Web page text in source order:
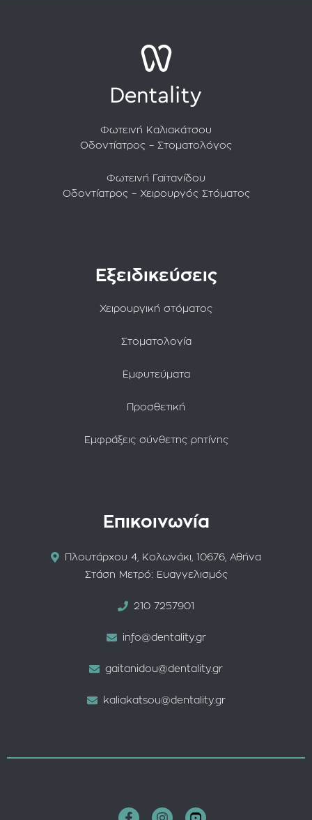
Φωτεινή Καλιακάτσου
Οδοντίατρος – Στοματολόγος
Φωτεινή Γαϊτανίδου
Οδοντίατρος – Χειρουργός Στόματος
Εξειδικεύσεις
Χειρουργική στόματος
Στοματολογία
Εμφυτεύματα
Προσθετική
Εμφράξεις σύνθετης ρητίνης
Επικοινωνία
Πλουτάρχου 4, Κολωνάκι, 10676, Αθήνα
Στάση Μετρό: Ευαγγελισμός
210 7257901
info@dentality.gr
gaitanidou@dentality.gr
kaliakatsou@dentality.gr